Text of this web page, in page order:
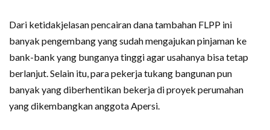
Dari ketidakjelasan pencairan dana tambahan FLPP ini
banyak pengembang yang sudah mengajukan pinjaman ke
bank-bank yang bunganya tinggi agar usahanya bisa tetap
berlanjut. Selain itu, para pekerja tukang bangunan pun
banyak yang diberhentikan bekerja di proyek perumahan
yang dikembangkan anggota Apersi.